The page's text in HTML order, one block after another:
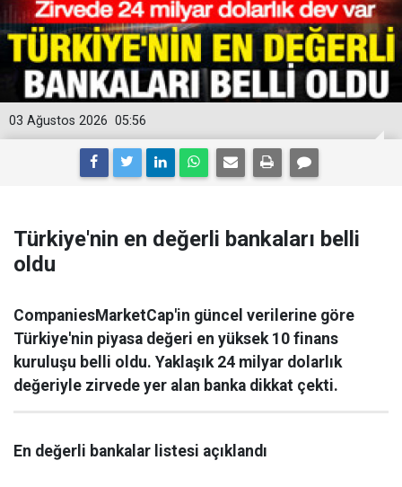
05:56
03 Ağustos 2026
Türkiye'nin en değerli bankaları belli
oldu
CompaniesMarketCap'in güncel verilerine göre
Türkiye'nin piyasa değeri en yüksek 10 finans
kuruluşu belli oldu. Yaklaşık 24 milyar dolarlık
değeriyle zirvede yer alan banka dikkat çekti.
En değerli bankalar listesi açıklandı